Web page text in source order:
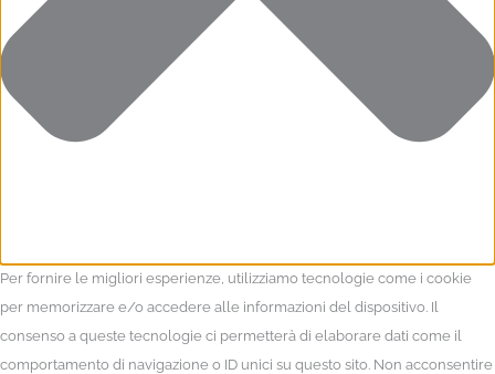
Per fornire le migliori esperienze, utilizziamo tecnologie come i cookie
per memorizzare e/o accedere alle informazioni del dispositivo. Il
consenso a queste tecnologie ci permetterà di elaborare dati come il
comportamento di navigazione o ID unici su questo sito. Non acconsentire